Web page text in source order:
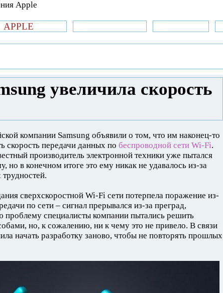
APPLE
увеличила скорость
компании Samsung объявили о том, что им наконец-то
скорость передачи данных по беспроводной сети Wi-Fi.
производитель электронной техники уже пытался
но в конечном итоге это ему никак не удавалось из-за
сверхскоростной Wi-Fi сети потерпела поражение из-
по сети – сигнал прерывался из-за преград,
специалисты компании пытались решить
но, к сожалению, ни к чему это не привело. В связи
начать разработку заново, чтобы не повторять прошлых